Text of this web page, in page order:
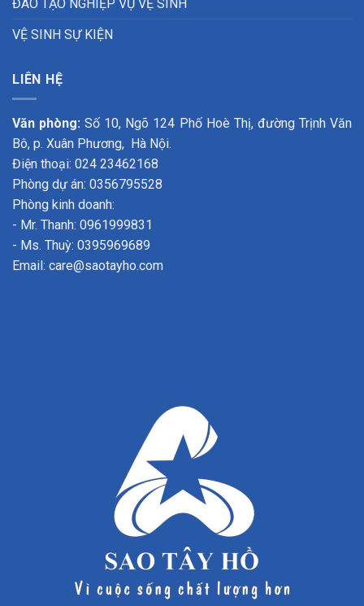
ĐÀO TẠO NGHIỆP VỤ VỆ SINH
VỆ SINH SỰ KIỆN
LIÊN HỆ
Văn phòng: Số 10, Ngõ 124 Phố Hoè Thị, đường Trịnh Văn
Bô, p. Xuân Phương, Hà Nội.
Điện thoại: 024 23462168
Phòng dự án: 0356795528
Phòng kinh doanh:
- Mr. Thanh: 0961999831
- Ms. Thuỳ: 0395969689
Email: care@saotayho.com